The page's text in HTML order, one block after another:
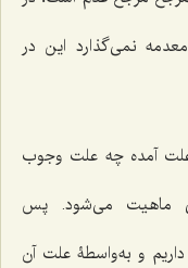
نمی‌گذارد این در
آمده چه علت وجوب
ماهیت می‌شود. پس
و به‌واسطۀ علت آن